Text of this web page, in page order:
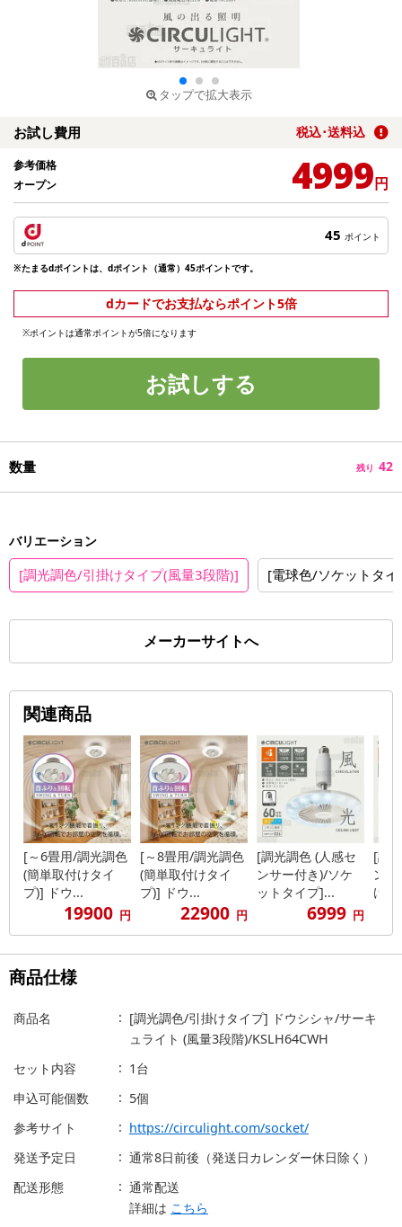
タップで拡大表示
お試し費用 税込･送料込
参考価格
オープン
4999円
45 ポイント
※たまるdポイントは、dポイント（通常）45ポイントです。
dカードでお支払ならポイント5倍
※ポイントは通常ポイントが5倍になります
お試しする
数量 残り 42
バリエーション
[調光調色/引掛けタイプ(風量3段階)] [電球色/ソケットタ
メーカーサイトへ
関連商品
[～6畳用/調光調色
(簡単取付けタイ
プ)] ドウ...
19900 円
[～8畳用/調光調色
(簡単取付けタイ
プ)] ドウ...
22900 円
[調光調色 (人感セ
ンサー付き)/ソケ
ットタイプ]...
6999 円
[調
ン
け
商品仕様
商品名
[調光調色/引掛けタイプ] ドウシシャ/サーキ
ュライト (風量3段階)/KSLH64CWH
セット内容
1台
申込可能個数
5個
参考サイト
https://circulight.com/socket/
発送予定日
通常8日前後（発送日カレンダー休日除く）
配送形態
通常配送
詳細は こちら